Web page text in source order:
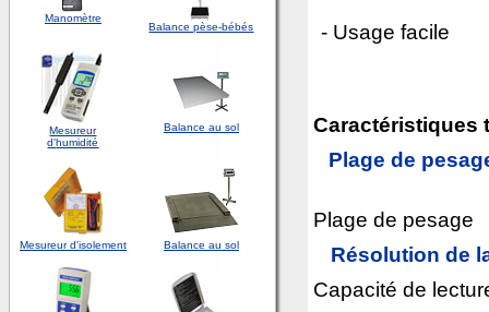
Manomètre
Balance pèse-bébés
Mesureur
d'humidité
Balance au sol
Mesureur d'isolement Balance au sol
- Usage facile
Caractéristiques
Plage de
Plage de pesage
Résolution de
Capacité de